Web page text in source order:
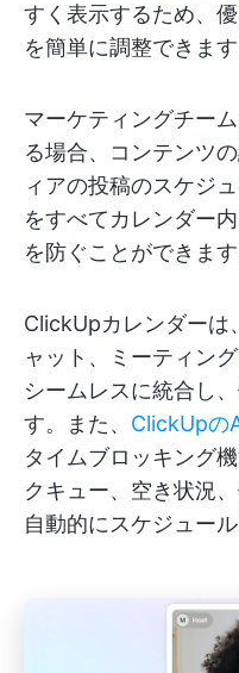
すく表示するため、
を簡単に調整できます
マーケティングチー
る場合、コンテンツ
ィアの投稿のスケジ
をすべてカレンダー
を防ぐことができます
ClickUpカレンダーは
ャット、ミーティン
シームレスに統合し
す。また、 ClickUpの
タイムブロッキング
クキュー、空き状況
自動的にスケジュール